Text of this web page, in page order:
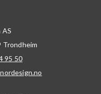
AS
Trondheim
95 50